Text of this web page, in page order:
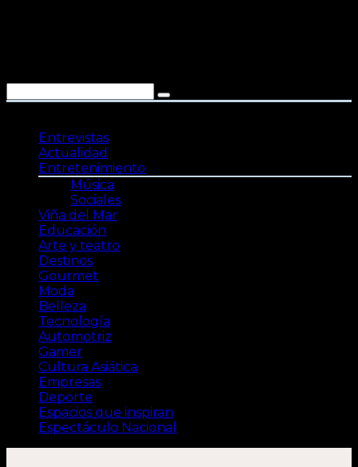
Entrevistas
Actualidad
Entretenimiento
Música
Sociales
Viña del Mar
Educación
Arte y teatro
Destinos
Gourmet
Moda
Belleza
Tecnología
Automotriz
Gamer
Cultura Asiática
Empresas
Deporte
Espacios que inspiran
Espectáculo Nacional